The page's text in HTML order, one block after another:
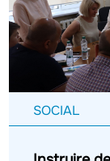
SOCIAL